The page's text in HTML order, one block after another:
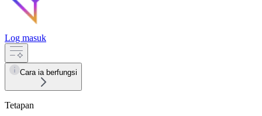
Log masuk
Cara ia berfungsi
Tetapan